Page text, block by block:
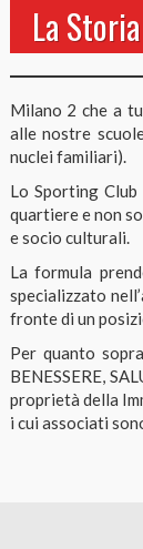
La Storia
Milano 2 che a
alle nostre
nuclei familiari).
Lo Sporting
quartiere e non
e socio culturali.
La formula
specializzato
fronte di un
Per quanto
BENESSERE,
proprietà della
i cui associati